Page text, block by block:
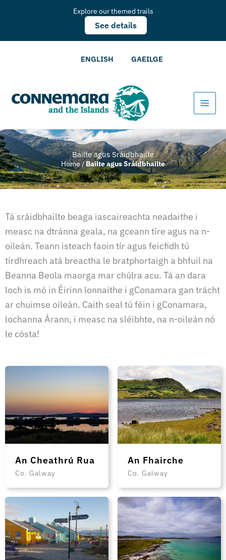
Explore our themed trails
See details
ENGLISH GAEILGE
Bailte agus Sráidbhailte
Home/Bailte agus Sráidbhailte
Tá sráidbhailte beaga iascaireachta neadaithe i
measc na dtránna geala, na gceann tíre agus na n-
oileán. Teann isteach faoin tír agus feicfidh tú
tírdhreach atá breactha le bratphortaigh a bhfuil na
Beanna Beola maorga mar chúlra acu. Tá an dara
loch is mó in Éirinn lonnaithe i gConamara gan trácht
ar chuimse oileán. Caith seal tú féin i gConamara,
lochanna Árann, i measc na sléibhte, na n-oileán nó
le cósta!
An Cheathrú Rua
Co. Galway
An Fhairche
Co. Galway